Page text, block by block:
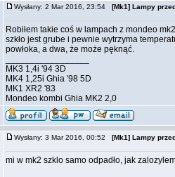
Wysłany: 2 Mar 2016, 23:54 [Mk1] Lampy
Robiłem takie coś w lampach z mondeo
szkło jest grube i pewnie wytrzyma
powłoka, a dwa, że może pęknąć.
MK3 1,4i '94 3D
MK4 1,25i Ghia '98 5D
MK1 XR2 '83
Mondeo kombi Ghia MK2 2,0
Wysłany: 3 Mar 2016, 00:52 [Mk1] Lampy
mi w mk2 szklo samo odpadło, jak